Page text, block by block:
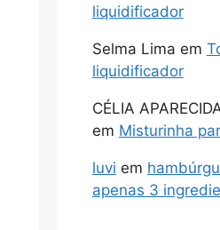
liquidificador
Selma Lima em
liquidificador
CÉLIA
em Misturinha
luvi em
apenas 3